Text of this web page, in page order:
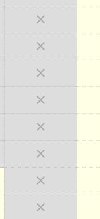







